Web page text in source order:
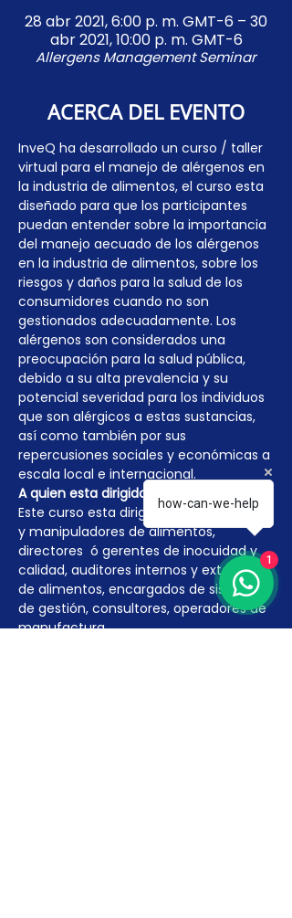
28 abr 2021, 6:00 p. m. GMT-6 – 30
abr 2021, 10:00 p. m. GMT-6
Allergens Management Seminar
ACERCA DEL EVENTO
InveQ ha desarrollado un curso / taller
virtual para el manejo de alérgenos en
la industria de alimentos, el curso esta
diseñado para que los participantes
puedan entender sobre la importancia
del manejo aecuado de los alérgenos
en la industria de alimentos, sobre los
riesgos y daños para la salud de los
consumidores cuando no son
gestionados adecuadamente. Los
alérgenos son considerados una
preocupación para la salud pública,
debido a su alta prevalencia y su
potencial severidad para los individuos
que son alérgicos a estas sustancias,
así como también por sus
repercusiones sociales y económicas a
escala local e internacional.
A quien esta dirigido el curso
Este curso esta dirigido a procesadores
y manipuladores de alimentos,
directores  ó gerentes de inocuidad y
calidad, auditores internos y externos
de alimentos, encargados de sistemas
de gestión, consultores, operadores de
manufactura.
how-can-we-help
1